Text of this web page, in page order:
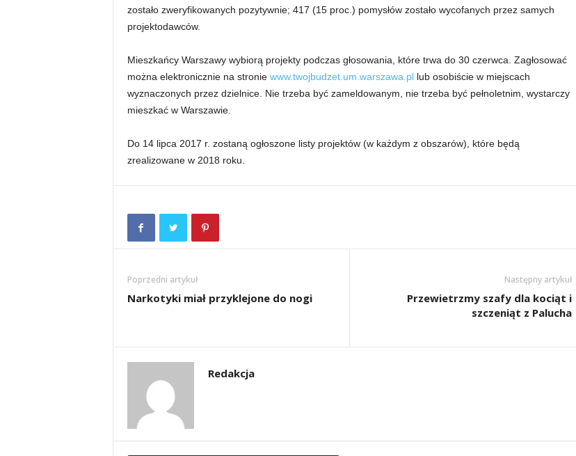
zostało zweryfikowanych pozytywnie; 417 (15 proc.) pomysłów zostało wycofanych przez samych
projektodawców.
Mieszkańcy Warszawy wybiorą projekty podczas głosowania, które trwa do 30 czerwca. Zagłosować
można elektronicznie na stronie www.twojbudzet.um.warszawa.pllub osobiście w miejscach
wyznaczonych przez dzielnice. Nie trzeba być zameldowanym, nie trzeba być pełnoletnim, wystarczy
mieszkać w Warszawie.
Do 14 lipca 2017 r. zostaną ogłoszone listy projektów (w każdym z obszarów), które będą
zrealizowane w 2018 roku.
Poprzedni artykuł
Narkotyki miał przyklejone do nogi
Następny artykuł
Przewietrzmy szafy dla kociąt i
szczeniąt z Palucha
Redakcja